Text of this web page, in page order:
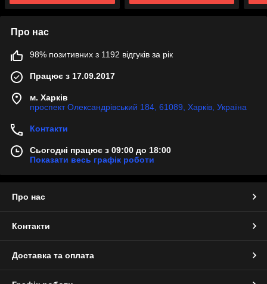
Про нас
98% позитивних з 1192 відгуків за рік
Працює з 17.09.2017
м. Харків
проспект Олександрівський 184, 61089, Харків, Україна
Контакти
Сьогодні працює з 09:00 до 18:00
Показати весь графік роботи
Про нас
Контакти
Доставка та оплата